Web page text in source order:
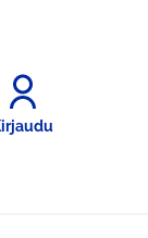
Kirjaudu